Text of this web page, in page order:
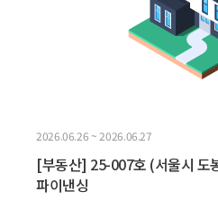
2026.06.26 ~ 2026.06.27
[부동산] 25-007호 (서울시 도
파이낸싱